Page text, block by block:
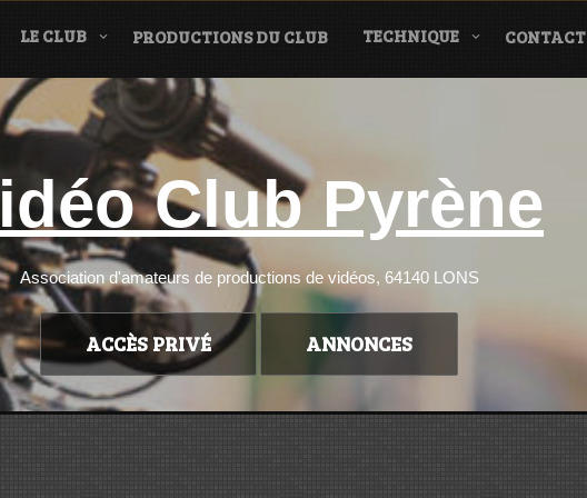
LE CLUB PRODUCTIONS DU CLUB TECHNIQUE CONTACT
Club Pyrène
Association d'amateurs de productions de vidéos, 64140 LONS
ACCÈS PRIVÉ ANNONCES